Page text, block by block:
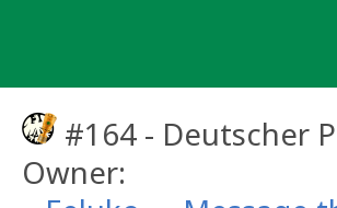
#164 - Deutscher
Owner: